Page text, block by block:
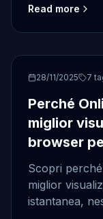
.NET 6.
Read more
28/11/2025 7
Perché
miglior
browser
Scopri
miglior
istantanea,